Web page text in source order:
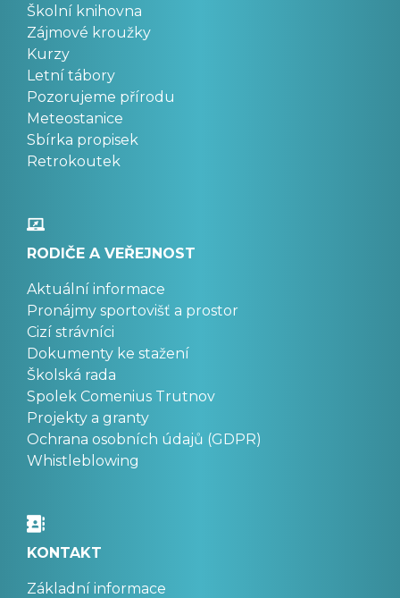
Školní knihovna
Zájmové kroužky
Kurzy
Letní tábory
Pozorujeme přírodu
Meteostanice
Sbírka propisek
Retrokoutek
RODIČE A VEŘEJNOST
Aktuální informace
Pronájmy sportovišť a prostor
Cizí strávníci
Dokumenty ke stažení
Školská rada
Spolek Comenius Trutnov
Projekty a granty
Ochrana osobních údajů (GDPR)
Whistleblowing
KONTAKT
Základní informace